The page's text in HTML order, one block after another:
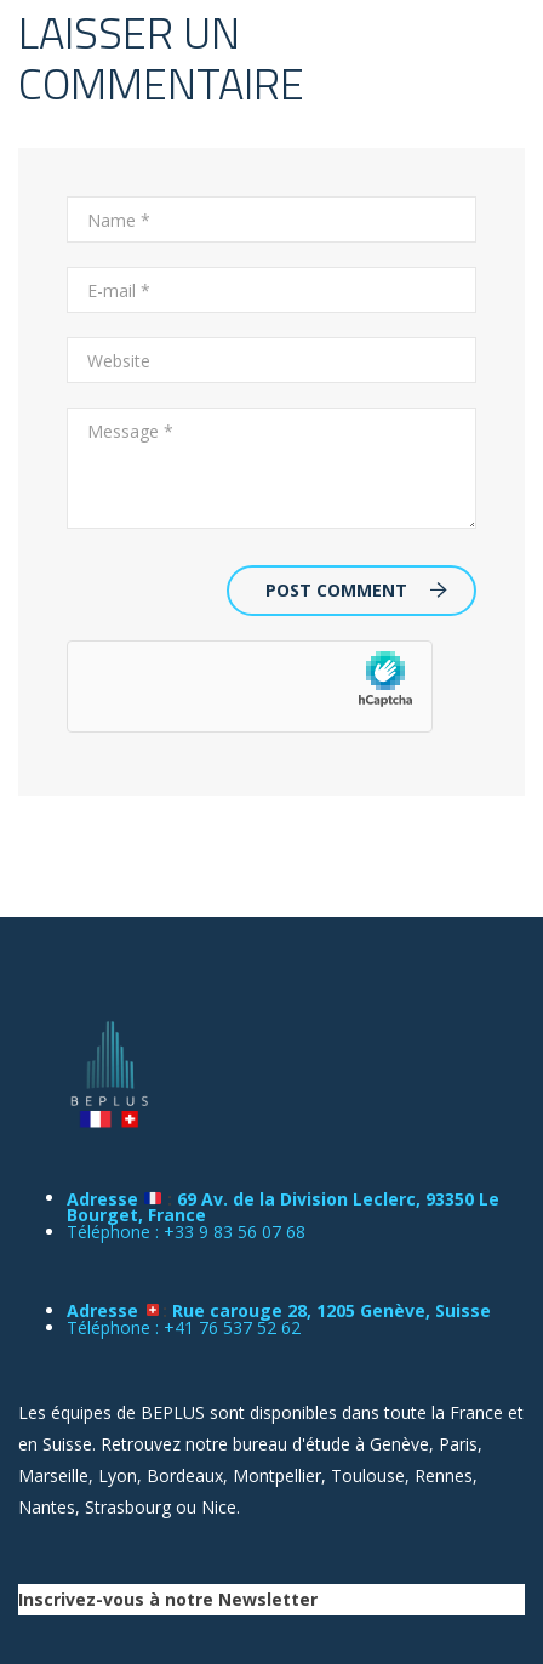
LAISSER UN
COMMENTAIRE
POST COMMENT
Adresse : 69 Av. de la Division Leclerc, 93350 Le
Bourget, France
Téléphone : +33 9 83 56 07 68
Adresse : Rue carouge 28, 1205 Genève, Suisse
Téléphone : +41 76 537 52 62
Les équipes de BEPLUS sont disponibles dans toute la France et
en Suisse. Retrouvez notre bureau d'étude à Genève, Paris,
Marseille, Lyon, Bordeaux, Montpellier, Toulouse, Rennes,
Nantes, Strasbourg ou Nice.
Inscrivez-vous à notre Newsletter